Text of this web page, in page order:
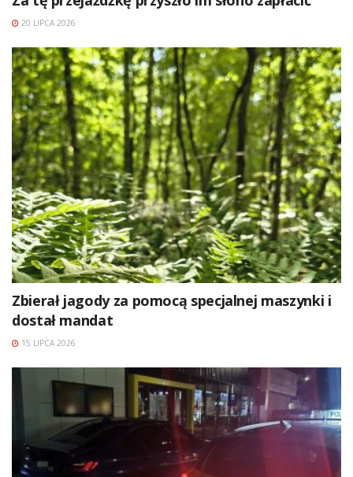
20 LIPCA 2026
Zbierał jagody za pomocą specjalnej maszynki i
dostał mandat
15 LIPCA 2026